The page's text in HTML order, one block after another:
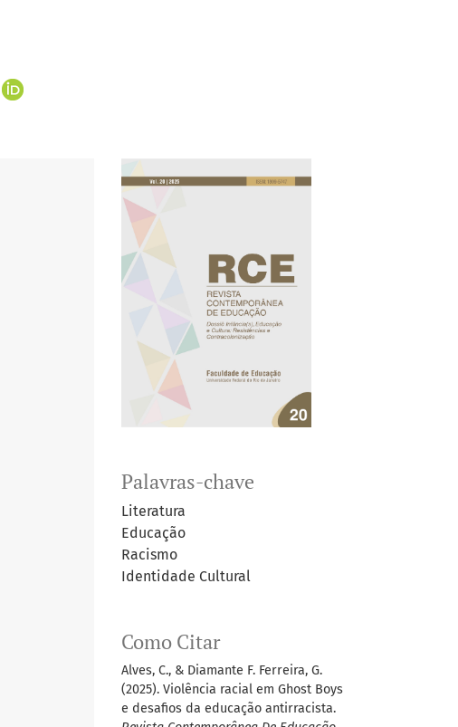
Palavras-chave
Literatura
Educação
Racismo
Identidade Cultural
Como Citar
Alves, C., & Diamante F. Ferreira, G.
(2025). Violência racial em Ghost Boys
e desafios da educação antirracista.